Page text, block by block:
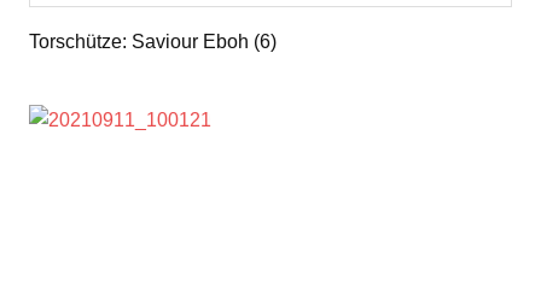
Torschütze: Saviour Eboh (6)